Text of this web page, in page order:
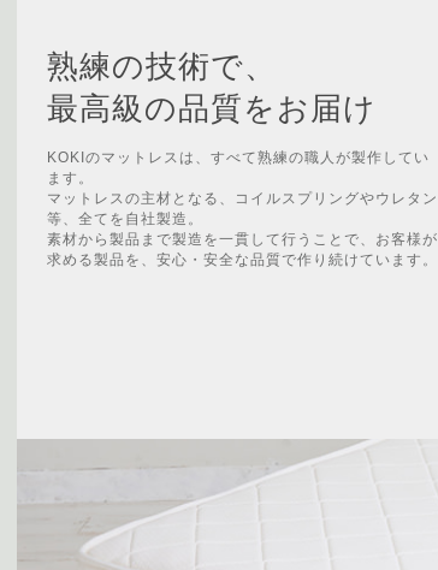
熟練の技術で、
最高級の品質をお届け
KOKIのマットレスは、すべて熟練の職人が製作してい
ます。
マットレスの主材となる、コイルスプリングやウレタン
等、全てを自社製造。
素材から製品まで製造を一貫して行うことで、お客様が
求める製品を、安心・安全な品質で作り続けています。